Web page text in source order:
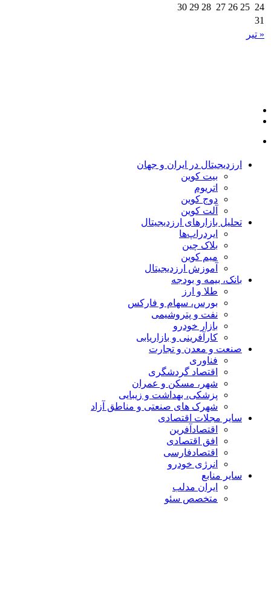
« تیر
24
25
26
27
28
29
30
31
ارزدیجیتال در ایران و جهان
بیت کوین
اتریوم
دوج کوین
آلت کوین
تحلیل بازارهای ارزدیجیتال
ایردراپ‌ها
بلاک چین
میم کوین‌
آموزش ارزدیجیتال
بانک، بیمه و بودجه
طلا و ارز
بورس، سهام و فارکس
نفت و پتروشیمی
بازار خودرو
کارآفرینی و بازاریابی
صنعت و معدن و تجارت
فناوری
اقتصاد گردشگری
شهر، مسکن و عمران
پزشکی، بهداشت و زیبایی
شهرک های صنعتی و مناطق آزاد
سایر مجلات اقتصادی
اقتصادآفرین
افق اقتصادی
اقتصادفارسی
انرژی خودرو
سایر منابع
ایران مدلب
متخصص سئو